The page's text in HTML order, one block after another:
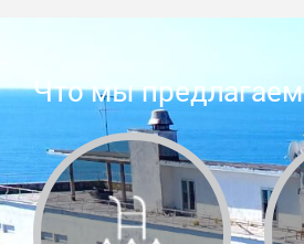
Что мы предлагаем